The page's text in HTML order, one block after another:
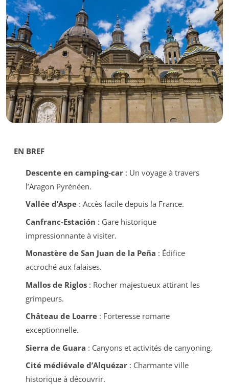
EN BREF
Descente en camping-car: Un voyage à travers
l’Aragon Pyrénéen.
Vallée d’Aspe: Accès facile depuis la France.
Canfranc-Estación : Gare historique
impressionnante à visiter.
Monastère de San Juan de la Peña : Édifice
accroché aux falaises.
Mallos de Riglos: Rocher majestueux attirant les
grimpeurs.
Château de Loarre: Forteresse romane
exceptionnelle.
Sierra de Guara : Canyons et activités de canyoning.
Cité médiévale d’Alquézar: Charmante ville
historique à découvrir.